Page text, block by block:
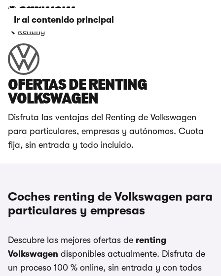
Ir al contenido principal
Renting
OFERTAS DE RENTING
VOLKSWAGEN
Disfruta las ventajas del Renting de Volkswagen
para particulares, empresas y autónomos. Cuota
fija, sin entrada y todo incluido.
Coches renting de Volkswagen para
particulares y empresas
Descubre las mejores ofertas de renting
Volkswagen disponibles actualmente. Disfruta de
un proceso 100 % online, sin entrada y con todos